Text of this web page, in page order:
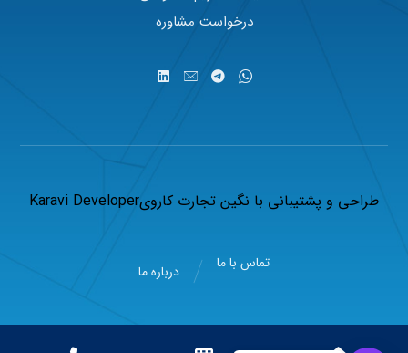
درخواست مشاوره
طراحی و پشتیبانی با نگین تجارت کارویKaravi Developer
تماس با ما درباره ما